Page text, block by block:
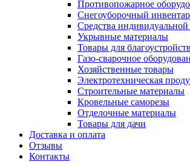
Противопожарное
Снегоуборочный
Средства
Укрывные материалы
Товары для
Газо-сварочное
Хозяйственные товары
Электротехническая
Строительные материалы
Кровельные саморезы
Отделочные материалы
Товары для дачи
Доставка и оплата
Отзывы
Контакты